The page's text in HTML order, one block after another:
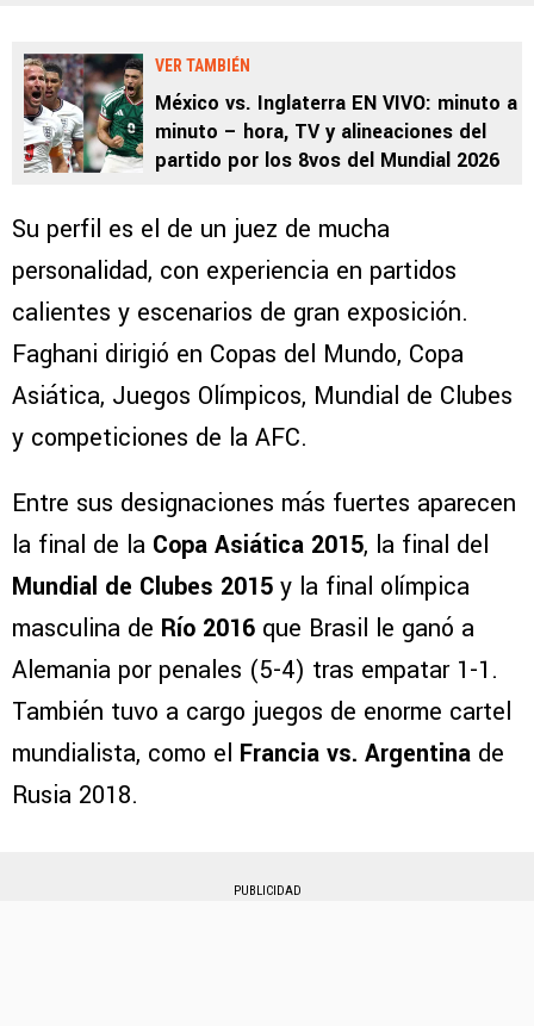
VER TAMBIÉN
México vs. Inglaterra EN VIVO: minuto a
minuto – hora, TV y alineaciones del
partido por los 8vos del Mundial 2026
Su perfil es el de un juez de mucha
personalidad, con experiencia en partidos
calientes y escenarios de gran exposición.
Faghani dirigió en Copas del Mundo, Copa
Asiática, Juegos Olímpicos, Mundial de Clubes
y competiciones de la AFC.
Entre sus designaciones más fuertes aparecen
la final de la Copa Asiática 2015, la final del
Mundial de Clubes 2015 y la final olímpica
masculina de Río 2016 que Brasil le ganó a
Alemania por penales (5-4) tras empatar 1-1.
También tuvo a cargo juegos de enorme cartel
mundialista, como el Francia vs. Argentina de
Rusia 2018.
PUBLICIDAD